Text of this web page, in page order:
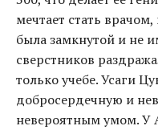
мечтает стать
была замкнутой и не
сверстников
только учебе. Усаги
добросердечную и
невероятным умом. У